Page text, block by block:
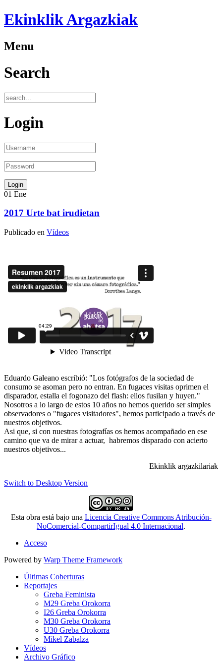
Ekinklik Argazkiak
Menu
Search
Login
01 Ene
2017 Urte bat irudietan
Publicado en Vídeos
Eduardo Galeano escribió: "Los fotógrafos de la sociedad de
consumo se asoman pero no entran. En fugaces visitas oprimen el
disparador, estalla el fogonazo del flash: ellos fusilan y huyen."
Nosotros a lo largo de estos 10 años no hemos querido ser simples
observadores o "fugaces visitadores", hemos participado a través de
nuestros objetivos.
Asi que, si con nuestras fotografías os hemos acompañado en ese
camino que va de mirar a actuar, habremos disparado con acierto
nuestros objetivos...
Ekinklik argazkilariak
Switch to Desktop Version
Esta obra está bajo una Licencia Creative Commons Atribución-
NoComercial-CompartirIgual 4.0 Internacional.
Acceso
Powered by Warp Theme Framework
Últimas Coberturas
Reportajes
Greba Feminista
M29 Greba Orokorra
I26 Greba Orokorra
M30 Greba Orokorra
U30 Greba Orokorra
Mikel Zabalza
Vídeos
Archivo Gráfico